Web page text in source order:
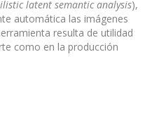
latent semantic analysis),
automática las imágenes
resulta de utilidad
como en la producción